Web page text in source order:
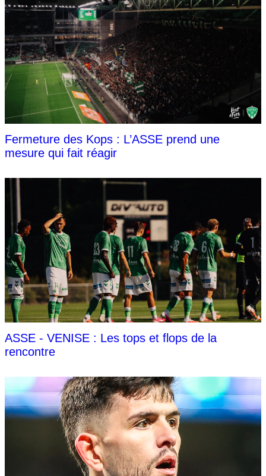
Fermeture des Kops : L’ASSE prend une
mesure qui fait réagir
ASSE - VENISE : Les tops et flops de la
rencontre